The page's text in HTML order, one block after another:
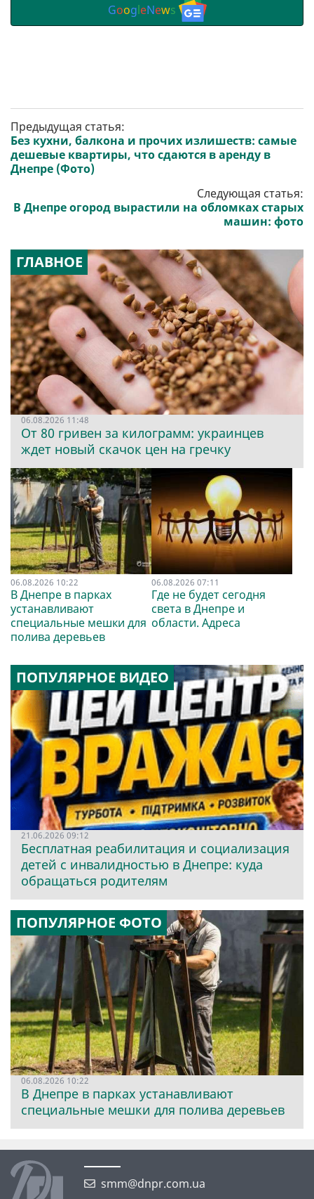
GoogleNews
Предыдущая статья:
Без кухни, балкона и прочих излишеств: самые
дешевые квартиры, что сдаются в аренду в
Днепре (Фото)
Следующая статья:
В Днепре огород вырастили на обломках старых
машин: фото
ГЛАВНОЕ
06.08.2026 11:48
От 80 гривен за килограмм: украинцев
ждет новый скачок цен на гречку
06.08.2026 10:22
В Днепре в парках
устанавливают
специальные мешки для
полива деревьев
06.08.2026 07:11
Где не будет сегодня
света в Днепре и
области. Адреса
ПОПУЛЯРНОЕ ВИДЕО
21.06.2026 09:12
Бесплатная реабилитация и социализация
детей с инвалидностью в Днепре: куда
обращаться родителям
ПОПУЛЯРНОЕ ФОТО
06.08.2026 10:22
В Днепре в парках устанавливают
специальные мешки для полива деревьев
smm@dnpr.com.ua